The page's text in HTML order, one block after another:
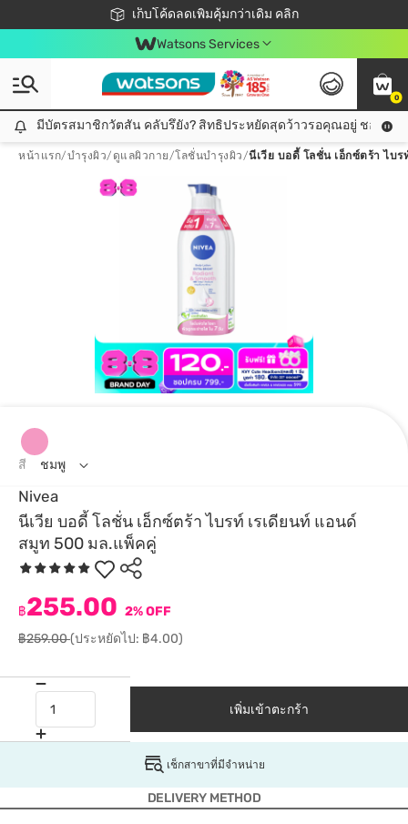
เก็บโค้ดลดเพิ่มคุ้มกว่าเดิม คลิก
ชอปออนไลน์ครั้งแรก ลดเพิ่มจุก ๆ 10%! 🎉
📦ส่งฟรี! เมื่อชอป 499฿
สมาชิกวัตสัน คลับดียังไง?
Watsons Services
0
มีบัตรสมาชิกวัตสัน คลับรึยัง? สิทธิประหยัดสุดว้าวรอคุณอยู่ ชอปคุ้มกว่าเดิม คลิก!
มีบัตรสมาชิกวัตสัน คลับรึยัง? สิทธิประหยัดสุดว้าวรอคุณอยู่ ชอปคุ้มก
หน้าแรก/บำรุงผิว/ ดูแลผิวกาย/โลชั่นบำรุงผิว/นีเวีย บอดี้ โลชั่น เอ็กซ์ตร้า ไบ
Nivea
นีเวีย บอดี้ โลชั่น เอ็กซ์ตร้า ไบรท์ เรเดียนท์ แอนด์
สมูท 500 มล.แพ็คคู่
฿255.00 2% OFF
฿259.00(ประหยัดไป: ฿4.00)
สี ชมพู
เพิ่มเข้าตะกร้า
เช็กสาขาที่มีจำหน่าย
DELIVERY METHOD